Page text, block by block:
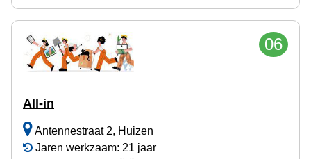
06
All-in
Antennestraat 2, Huizen
Jaren werkzaam: 21 jaar